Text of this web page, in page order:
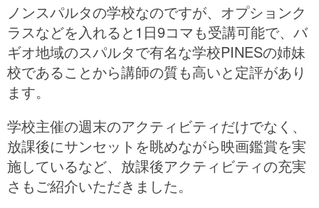
ノンスパルタの学校なのですが、オプションク
ラスなどを入れると1日9コマも受講可能で、バ
ギオ地域のスパルタで有名な学校PINESの姉妹
校であることから講師の質も高いと定評があり
ます。
学校主催の週末のアクティビティだけでなく、
放課後にサンセットを眺めながら映画鑑賞を実
施しているなど、放課後アクティビティの充実
さもご紹介いただきました。